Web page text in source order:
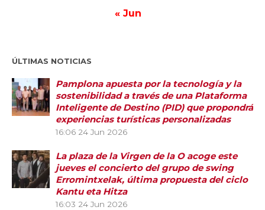
« Jun
ÚLTIMAS NOTICIAS
Pamplona apuesta por la tecnología y la
sostenibilidad a través de una Plataforma
Inteligente de Destino (PID) que propondrá
experiencias turísticas personalizadas
16:06 24 Jun 2026
La plaza de la Virgen de la O acoge este
jueves el concierto del grupo de swing
Erromintxelak, última propuesta del ciclo
Kantu eta Hitza
16:03 24 Jun 2026